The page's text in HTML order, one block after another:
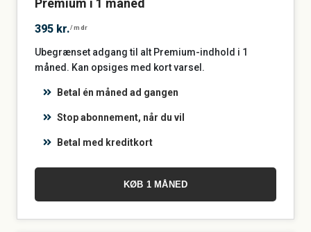
395 kr./mdr
Ubegrænset adgang til alt Premium-indhold i 1
måned. Kan opsiges med kort varsel.
Betal én måned ad gangen
Stop abonnement, når du vil
Betal med kreditkort
KØB 1 MÅNED